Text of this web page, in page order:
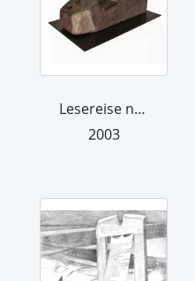
Lesereise nach Timbuktu
2003